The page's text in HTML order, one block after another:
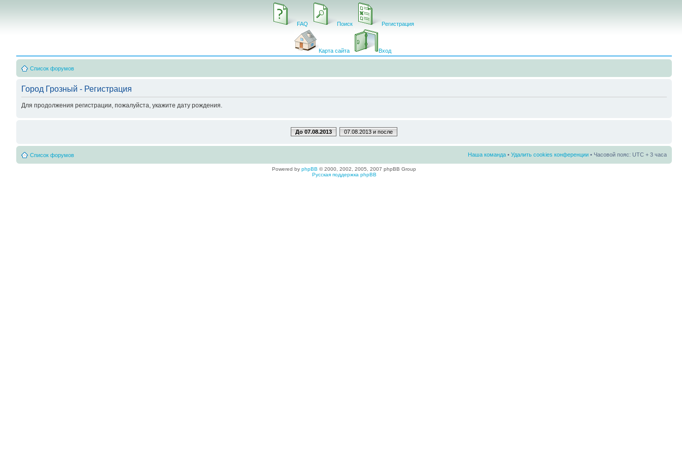
FAQ Поиск Регистрация
Карта сайта Вход
Список форумов
Город Грозный - Регистрация
Для продолжения регистрации, пожалуйста, укажите дату рождения.
До 07.08.2013 07.08.2013 и после
Список форумов Наша команда • Удалить cookies конференции • Часовой пояс: UTC + 3 часа
Powered by phpBB © 2000, 2002, 2005, 2007 phpBB Group
Русская поддержка phpBB